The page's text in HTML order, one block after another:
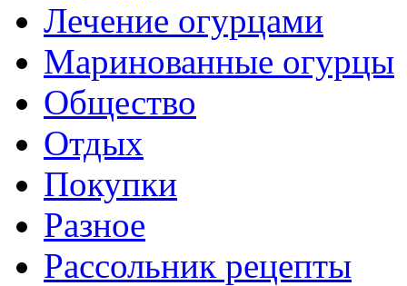
Лечение огурцами
Маринованные огурцы
Общество
Отдых
Покупки
Разное
Рассольник рецепты